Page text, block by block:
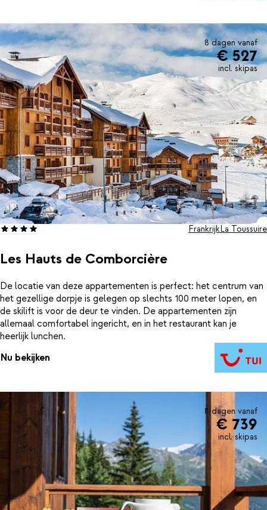
8 dagen vanaf
€ 527
incl. skipas
Les Hauts de Comborcière
FrankrijkLa Toussuire
De locatie van deze appartementen is perfect: het centrum van
het gezellige dorpje is gelegen op slechts 100 meter lopen, en
de skilift is voor de deur te vinden. De appartementen zijn
allemaal comfortabel ingericht, en in het restaurant kan je
heerlijk lunchen.
Nu bekijken
8 dagen vanaf
€ 739
incl. skipas